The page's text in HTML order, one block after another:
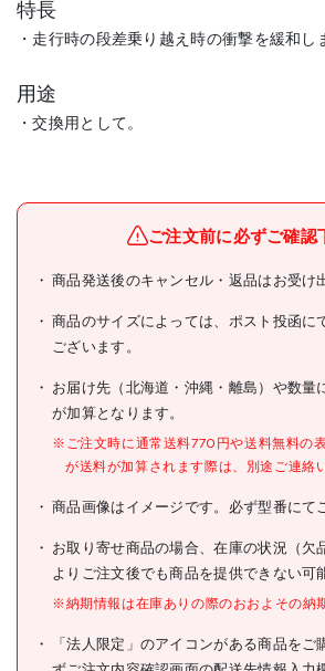
特長
・走行時の段差乗り越え時の衝撃を緩和し
用途
・交換用として。
ブランド名
商品名
ゴムキ
型式 TYSR-
JANコード
仕様
●車輪径
●車輪径
●取付高
●許容
●許容
●取付穴
●取付ピ
●タイプ:
●許容
ご注文前に必ずご確認
商品発送後のキャンセル・返品はお受け
商品のサイズによっては、ポスト投函に
ございます。
お届け先（北海道・沖縄・離島）や数量
が加算となります。
※ご注文時に通常送料770円や送料無料の
が送料が加算されます際は、別途ご連絡
商品画像はイメージです。必ず型番にて
お取り寄せ商品の場合、在庫の状況（欠
よりご注文後でも商品を提供できない可
※納期情報は在庫ありの際のおおよその納
「法人限定」のアイコンがある商品をご